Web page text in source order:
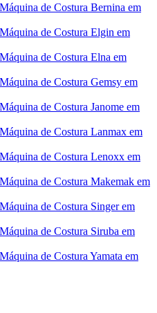
de Costura Bernina em
de Costura Elgin em
de Costura Elna em
de Costura Gemsy em
de Costura Janome em
de Costura Lanmax em
de Costura Lenoxx em
de Costura Makemak em
de Costura Singer em
de Costura Siruba em
de Costura Yamata em